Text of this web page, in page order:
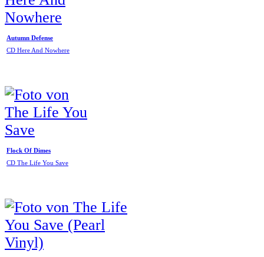
Autumn Defense
CD Here And Nowhere
Flock Of Dimes
CD The Life You Save